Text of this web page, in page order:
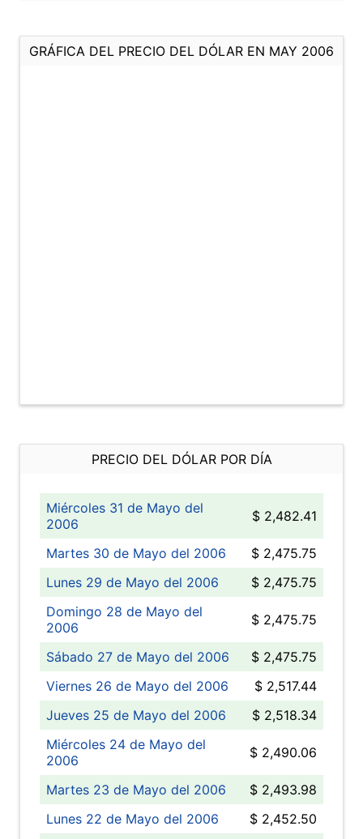
GRÁFICA DEL PRECIO DEL DÓLAR EN MAY 2006
PRECIO DEL DÓLAR POR DÍA
Miércoles 31 de Mayo del
2006
$ 2,482.41
Martes 30 de Mayo del 2006
$ 2,475.75
Lunes 29 de Mayo del 2006
$ 2,475.75
Domingo 28 de Mayo del
2006
$ 2,475.75
Sábado 27 de Mayo del 2006
$ 2,475.75
Viernes 26 de Mayo del 2006
$ 2,517.44
Jueves 25 de Mayo del 2006
$ 2,518.34
Miércoles 24 de Mayo del
2006
$ 2,490.06
Martes 23 de Mayo del 2006
$ 2,493.98
Lunes 22 de Mayo del 2006
$ 2,452.50